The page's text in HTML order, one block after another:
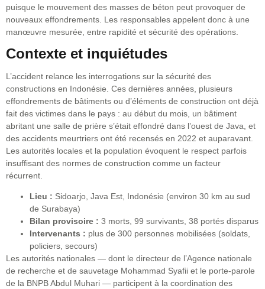
puisque le mouvement des masses de béton peut provoquer de
nouveaux effondrements. Les responsables appelent donc à une
manœuvre mesurée, entre rapidité et sécurité des opérations.
Contexte et inquiétudes
L’accident relance les interrogations sur la sécurité des
constructions en Indonésie. Ces dernières années, plusieurs
effondrements de bâtiments ou d’éléments de construction ont déjà
fait des victimes dans le pays : au début du mois, un bâtiment
abritant une salle de prière s’était effondré dans l’ouest de Java, et
des accidents meurtriers ont été recensés en 2022 et auparavant.
Les autorités locales et la population évoquent le respect parfois
insuffisant des normes de construction comme un facteur
récurrent.
Lieu : Sidoarjo, Java Est, Indonésie (environ 30 km au sud
de Surabaya)
Bilan provisoire : 3 morts, 99 survivants, 38 portés disparus
Intervenants : plus de 300 personnes mobilisées (soldats,
policiers, secours)
Les autorités nationales — dont le directeur de l’Agence nationale
de recherche et de sauvetage Mohammad Syafii et le porte-parole
de la BNPB Abdul Muhari — participent à la coordination des